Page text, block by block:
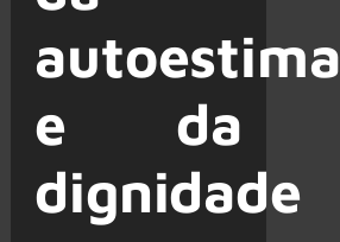
autoestima
e da
dignidade